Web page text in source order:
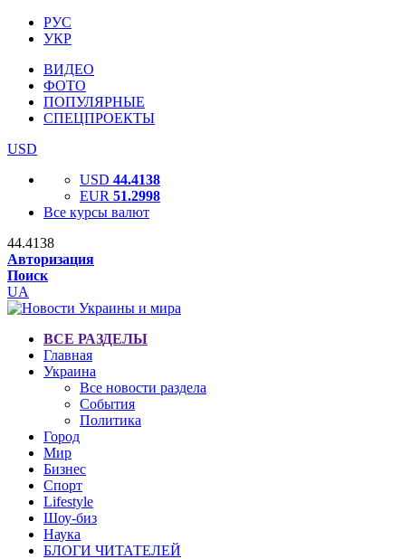
РУС
УКР
ВИДЕО
ФОТО
ПОПУЛЯРНЫЕ
СПЕЦПРОЕКТЫ
USD
USD 44.4138
EUR 51.2998
Все курсы валют
44.4138
Авторизация
Поиск
UA
ВСЕ РАЗДЕЛЫ
Главная
Украина
Все новости раздела
События
Политика
Город
Мир
Бизнес
Спорт
Lifestyle
Шоу-биз
Наука
БЛОГИ ЧИТАТЕЛЕЙ